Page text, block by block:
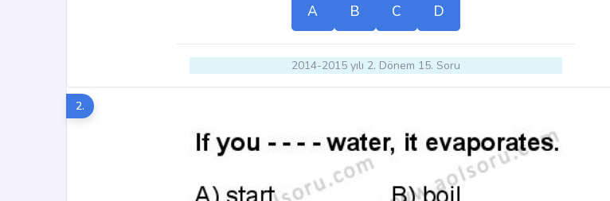
A B C D
2014-2015 yılı 2. Dönem 15. Soru
2.